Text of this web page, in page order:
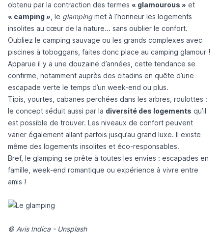
obtenu par la contraction des termes « glamourous » et
« camping » , le glampingmet à l’honneur les logements
insolites au cœur de la nature... sans oublier le confort.
Oubliez le camping sauvage ou les grands complexes avec
piscines à toboggans, faites donc place au camping glamour !
Apparue il y a une douzaine d’années, cette tendance se
confirme, notamment auprès des citadins en quête d’une
escapade verte le temps d’un week-end ou plus.
Tipis, yourtes, cabanes perchées dans les arbres, roulottes :
le concept séduit aussi par la diversité des logements qu’il
est possible de trouver. Les niveaux de confort peuvent
varier également allant parfois jusqu’au grand luxe. Il existe
même des logements insolites et éco-responsables.
Bref, le glamping se prête à toutes les envies : escapades en
famille, week-end romantique ou expérience à vivre entre
amis !
© Avis Indica - Unsplash